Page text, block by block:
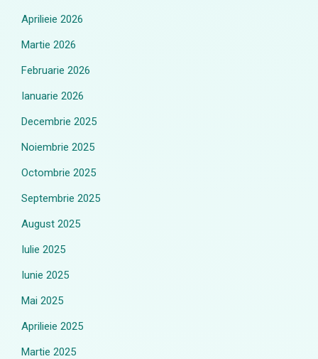
Aprilieie 2026
Martie 2026
Februarie 2026
Ianuarie 2026
Decembrie 2025
Noiembrie 2025
Octombrie 2025
Septembrie 2025
August 2025
Iulie 2025
Iunie 2025
Mai 2025
Aprilieie 2025
Martie 2025